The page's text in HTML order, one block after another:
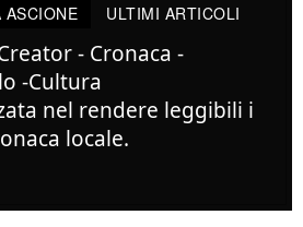
ASCIONE ULTIMI ARTICOLI
- Cronaca -
-Cultura
nel rendere leggibili i
locale.